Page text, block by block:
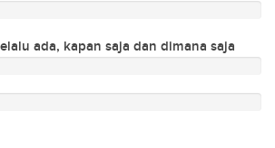
ada, kapan saja dan dimana saja